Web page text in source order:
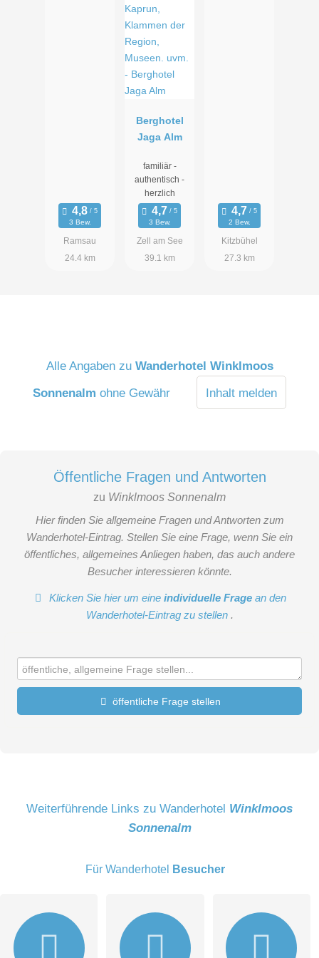
3 Bew.
Ramsau
24.4 km
Berghotel
Jaga Alm
familiär -
authentisch -
herzlich
3 Bew.
Zell am See
39.1 km
2 Bew.
Kitzbühel
27.3 km
Alle Angaben zu Wanderhotel Winklmoos
Sonnenalm ohne Gewähr Inhalt melden
Öffentliche Fragen und Antworten
zu Winklmoos Sonnenalm
Hier finden Sie allgemeine Fragen und Antworten zum
Wanderhotel-Eintrag. Stellen Sie eine Frage, wenn Sie ein
öffentliches, allgemeines Anliegen haben, das auch andere
Besucher interessieren könnte.
Klicken Sie hier um eineindividuelle Frage an den
Wanderhotel-Eintrag zu stellen .
öffentliche Frage stellen
Weiterführende Links zu Wanderhotel Winklmoos
Sonnenalm
Für Wanderhotel Besucher